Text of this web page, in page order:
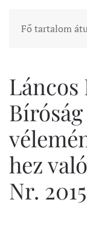
Fő tartalom
Láncos
Bíróság
hez
Nr.